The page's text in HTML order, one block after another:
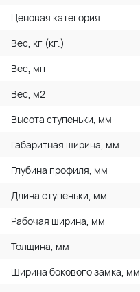
Ценовая категория
Вес, кг (кг.)
Вес, мп
Вес, м2
Высота ступеньки, мм
Габаритная ширина, мм
Глубина профиля, мм
Длина ступеньки, мм
Рабочая ширина, мм
Толщина, мм
Ширина бокового замка, мм